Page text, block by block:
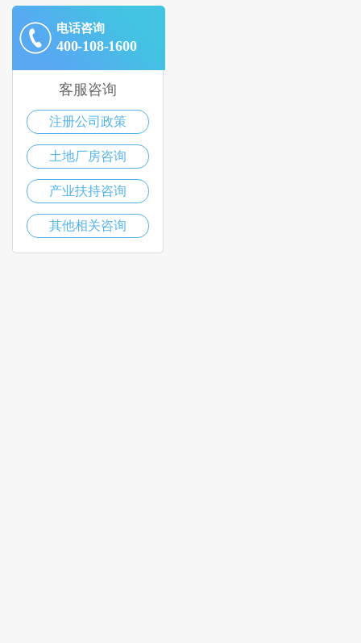
电话咨询
400-108-1600
客服咨询
注册公司政策
土地厂房咨询
产业扶持咨询
其他相关咨询